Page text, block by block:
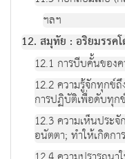
ฯลฯ
12. สมุทัย : อริยมรรค
12.1 การบีบคั้นของ
12.2 ความรู้จักทุกข์
การปฏิบัติเพื่อดับทุก
12.3 ความเห็นประ
อนัตตา; ทำให้เกิดก